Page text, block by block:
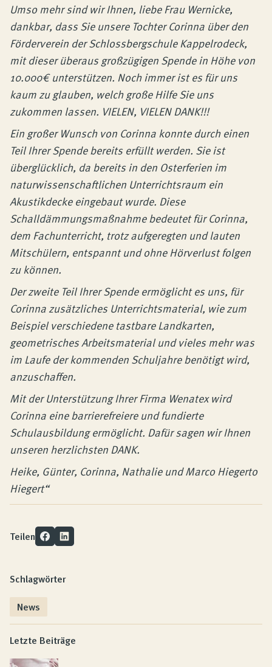
Umso mehr sind wir Ihnen, liebe Frau Wernicke,
dankbar, dass Sie unsere Tochter Corinna über den
Förderverein der Schlossbergschule Kappelrodeck,
mit dieser überaus großzügigen Spende in Höhe von
10.000€ unterstützen. Noch immer ist es für uns
kaum zu glauben, welch große Hilfe Sie uns
zukommen lassen. VIELEN, VIELEN DANK!!!
Ein großer Wunsch von Corinna konnte durch einen
Teil Ihrer Spende bereits erfüllt werden. Sie ist
überglücklich, da bereits in den Osterferien im
naturwissenschaftlichen Unterrichtsraum ein
Akustikdecke eingebaut wurde. Diese
Schalldämmungsmaßnahme bedeutet für Corinna,
dem Fachunterricht, trotz aufgeregten und lauten
Mitschülern, entspannt und ohne Hörverlust folgen
zu können.
Der zweite Teil Ihrer Spende ermöglicht es uns, für
Corinna zusätzliches Unterrichtsmaterial, wie zum
Beispiel verschiedene tastbare Landkarten,
geometrisches Arbeitsmaterial und vieles mehr was
im Laufe der kommenden Schuljahre benötigt wird,
anzuschaffen.
Mit der Unterstützung Ihrer Firma Wenatex wird
Corinna eine barrierefreiere und fundierte
Schulausbildung ermöglicht. Dafür sagen wir Ihnen
unseren herzlichsten DANK.
Heike, Günter, Corinna, Nathalie und Marco Hiegerto
Hiegert“
Teilen
Schlagwörter
News
Letzte Beiträge